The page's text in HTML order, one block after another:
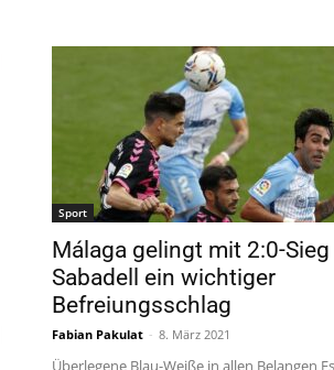
Sport
Málaga gelingt mit 2:0-
Sabadell ein wichtiger
Befreiungsschlag
Fabian Pakulat - 8. März 2021
Überlegene Blau-Weiße in allen Belangen